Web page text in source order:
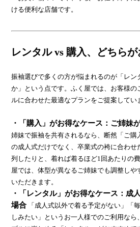
ける便利な店舗です。
レンタル vs 購入、どちらが
振袖選びで多くの方が悩まれるのが「レン
か」という点です。ふく屋では、お客様の
ルに合わせた最適なプランをご提案してい
・「購入」がお得なケース：ご姉妹
姉妹で振袖を共有されるなら、断然「ご購
の成人式だけでなく、卒業式の袴に合わせ
列したりと、着れば着るほど1回あたりの
屋では、体型が異なるご姉妹でも調整しや
いただきます。
・「レンタル」がお得なケース：成
場合 「成人式以外で着る予定がない」「
しみたい」というお一人様でのご利用な